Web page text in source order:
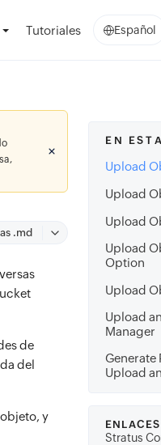
Tutoriales Español
.md
de
del
y
EN
Upload
Upload
Upload
Upload
Option
Upload
Upload
Manager
Generate
Upload
Stratus